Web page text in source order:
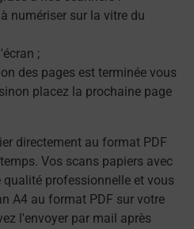
numériser sur la vitre du
;
des pages est terminée vous
placez la prochaine page
directement au format PDF
Vos scans papiers avec
professionnelle et vous
A4 au format PDF sur votre
l'envoyer par mail après